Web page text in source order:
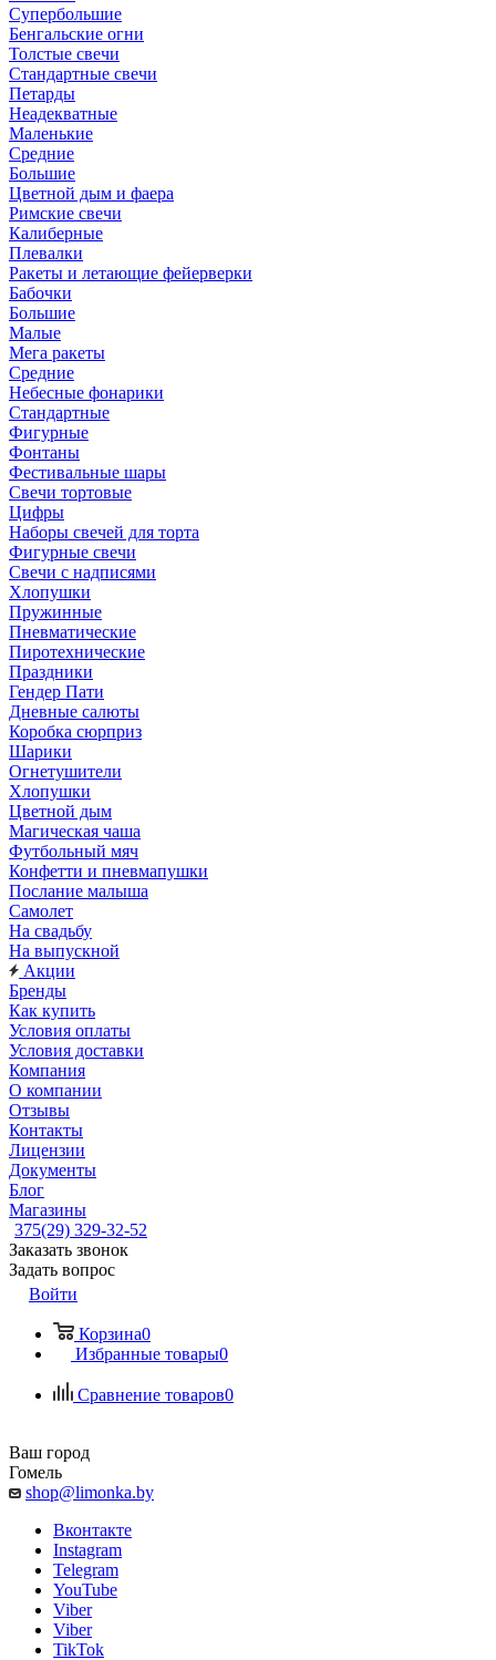
Супербольшие
Бенгальские огни
Толстые свечи
Стандартные свечи
Петарды
Неадекватные
Маленькие
Средние
Большие
Цветной дым и фаера
Римские свечи
Калиберные
Плевалки
Ракеты и летающие фейерверки
Бабочки
Большие
Малые
Мега ракеты
Средние
Небесные фонарики
Стандартные
Фигурные
Фонтаны
Фестивальные шары
Свечи тортовые
Цифры
Наборы свечей для торта
Фигурные свечи
Свечи с надписями
Хлопушки
Пружинные
Пневматические
Пиротехнические
Праздники
Гендер Пати
Дневные салюты
Коробка сюрприз
Шарики
Огнетушители
Хлопушки
Цветной дым
Магическая чаша
Футбольный мяч
Конфетти и пневмапушки
Послание малыша
Самолет
На свадьбу
На выпускной
Акции
Бренды
Как купить
Условия оплаты
Условия доставки
Компания
О компании
Отзывы
Контакты
Лицензии
Документы
Блог
Магазины
375(29) 329-32-52
Заказать звонок
Задать вопрос
Войти
Корзина0
Избранные товары0
Сравнение товаров0
Ваш город
Гомель
shop@limonka.by
Вконтакте
Instagram
Telegram
YouTube
Viber
Viber
TikTok